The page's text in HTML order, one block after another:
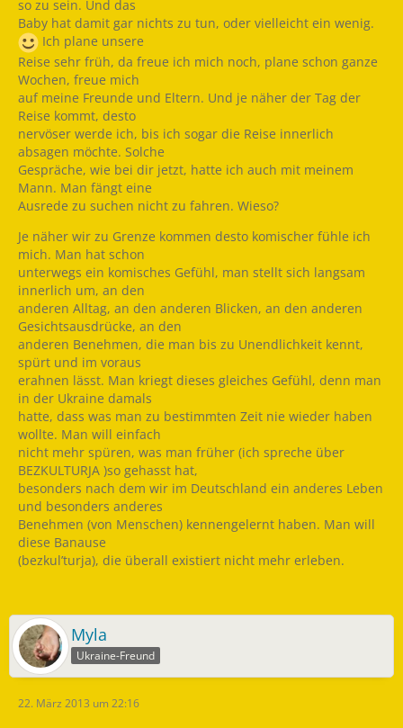
so zu sein. Und das
Baby hat damit gar nichts zu tun, oder vielleicht ein wenig.
Ich plane unsere
Reise sehr früh, da freue ich mich noch, plane schon ganze
Wochen, freue mich
auf meine Freunde und Eltern. Und je näher der Tag der
Reise kommt, desto
nervöser werde ich, bis ich sogar die Reise innerlich
absagen möchte. Solche
Gespräche, wie bei dir jetzt, hatte ich auch mit meinem
Mann. Man fängt eine
Ausrede zu suchen nicht zu fahren. Wieso?
Je näher wir zu Grenze kommen desto komischer fühle ich
mich. Man hat schon
unterwegs ein komisches Gefühl, man stellt sich langsam
innerlich um, an den
anderen Alltag, an den anderen Blicken, an den anderen
Gesichtsausdrücke, an den
anderen Benehmen, die man bis zu Unendlichkeit kennt,
spürt und im voraus
erahnen lässt. Man kriegt dieses gleiches Gefühl, denn man
in der Ukraine damals
hatte, dass was man zu bestimmten Zeit nie wieder haben
wollte. Man will einfach
nicht mehr spüren, was man früher (ich spreche über
BEZKULTURJA )so gehasst hat,
besonders nach dem wir im Deutschland ein anderes Leben
und besonders anderes
Benehmen (von Menschen) kennengelernt haben. Man will
diese Banause
(bezkul’turja), die überall existiert nicht mehr erleben.
Myla
Ukraine-Freund
22. März 2013 um 22:16